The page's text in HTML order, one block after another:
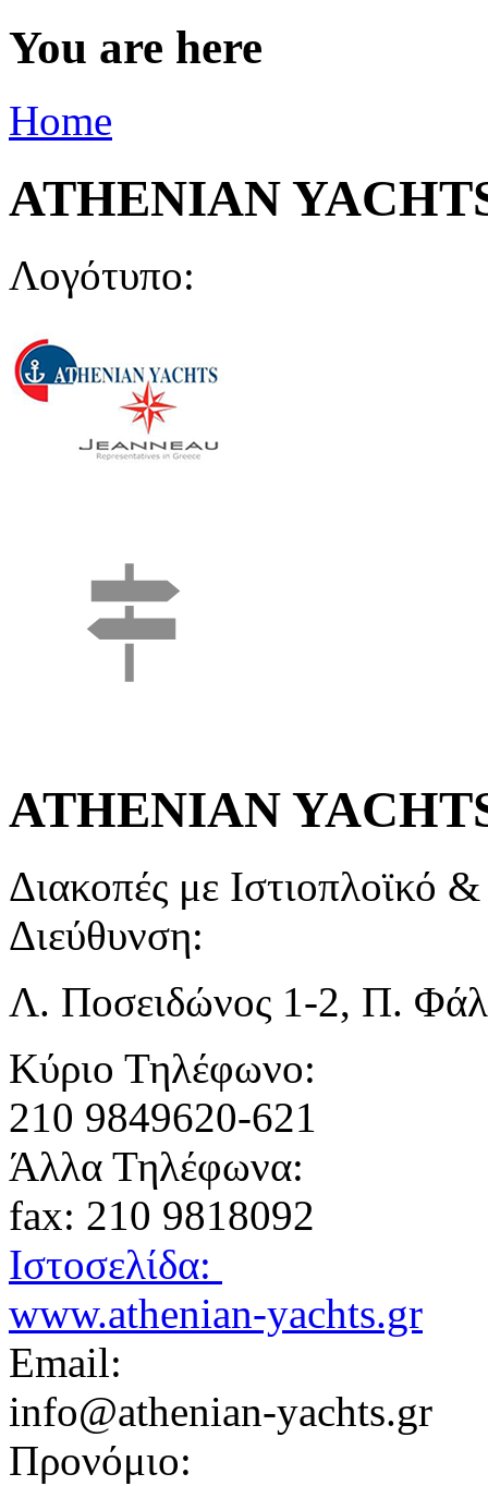
You are here
Home
ATHENIAN
Λογότυπο:
ATHENIAN
Διακοπές με Ιστιοπλοϊκό
Διεύθυνση:
Λ. Ποσειδώνος 1-2, Π.
Κύριο Τηλέφωνο:
210 9849620-621
Άλλα Τηλέφωνα:
fax: 210 9818092
Ιστοσελίδα:
www.athenian-yachts.gr
Email:
info@athenian-yachts.gr
Προνόμιο: